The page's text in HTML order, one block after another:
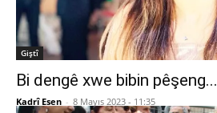
Giştî
Bi dengê xwe bibin pêşeng...
Kadrî Esen - 8 Mayıs 2023 - 11:35